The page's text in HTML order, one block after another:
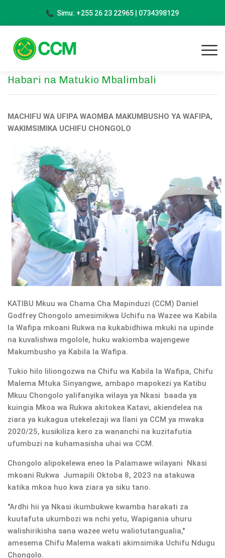
Simu: +255 26 23 22965 | 0734398129
Habari na Matukio Mbalimbali
MACHIFU WA UFIPA WAOMBA MAKUMBUSHO YA WAFIPA,
WAKIMSIMIKA UCHIFU CHONGOLO
KATIBU Mkuu wa Chama Cha Mapinduzi (CCM) Daniel
Godfrey Chongolo amesimikwa Uchifu na Wazee wa Kabila
la Wafipa mkoani Rukwa na kukabidhiwa mkuki na upinde
na kuvalishwa mgolole, huku wakiomba wajengewe
Makumbusho ya Kabila la Wafipa.
Tukio hilo liliongozwa na Chifu wa Kabila la Wafipa, Chifu
Malema Mtuka Sinyangwe, ambapo mapokezi ya Katibu
Mkuu Chongolo yalifanyika wilaya ya Nkasi baada ya
kuingia Mkoa wa Rukwa akitokea Katavi, akiendelea na
ziara ya kukagua utekelezaji wa Ilani ya CCM ya mwaka
2020/25, kusikiliza kero za wananchi na kuzitafutia
ufumbuzi na kuhamasisha uhai wa CCM.
Chongolo alipokelewa eneo la Palamawe wilayani Nkasi
mkoani Rukwa Jumapili Oktoba 8, 2023 na atakuwa
katika mkoa huo kwa ziara ya siku tano.
"Ardhi hii ya Nkasi ikumbukwe kwamba harakati za
kuutafuta ukumbozi wa nchi yetu, Wapigania uhuru
walishirikisha sana wazee wetu waliotutangualia,"
amesema Chifu Malema wakati akimsimika Uchifu Ndugu
Chongolo.